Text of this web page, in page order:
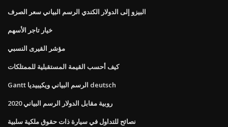
البيزو إلى الدولار الكندي الرسم البياني سعر الصرف
خيار تاجر الأسهم
مؤشر القيرى النسبي
كيف أحسب القيمة المستقبلية للممتلكات
Gantt الرسم البياني ويكيبيديا deutsch
روبية مقابل الدولار الرسم البياني 2020
نصائح للتداول في سيارة ذات حقوق ملكية سلبية